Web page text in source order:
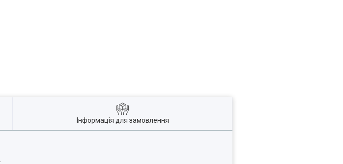
Інформація для замовлення